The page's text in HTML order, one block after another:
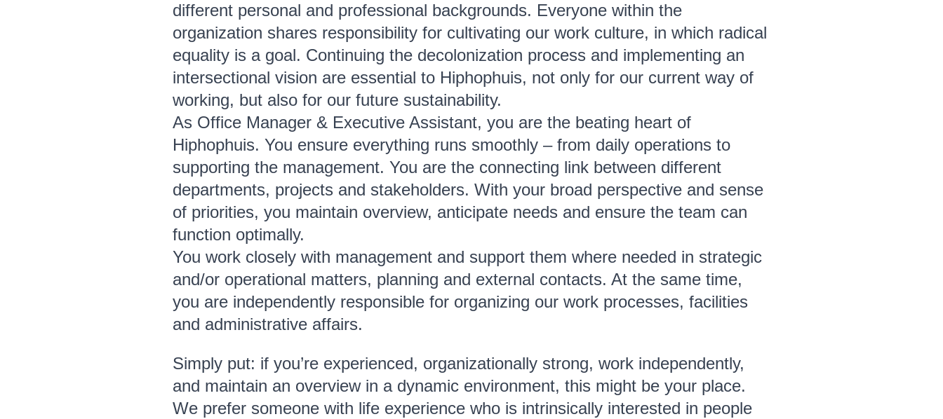
different personal and professional backgrounds. Everyone within the
organization shares responsibility for cultivating our work culture, in which radical
equality is a goal. Continuing the decolonization process and implementing an
intersectional vision are essential to Hiphophuis, not only for our current way of
working, but also for our future sustainability.
As Office Manager & Executive Assistant, you are the beating heart of
Hiphophuis. You ensure everything runs smoothly – from daily operations to
supporting the management. You are the connecting link between different
departments, projects and stakeholders. With your broad perspective and sense
of priorities, you maintain overview, anticipate needs and ensure the team can
function optimally.
You work closely with management and support them where needed in strategic
and/or operational matters, planning and external contacts. At the same time,
you are independently responsible for organizing our work processes, facilities
and administrative affairs.
Simply put: if you’re experienced, organizationally strong, work independently,
and maintain an overview in a dynamic environment, this might be your place.
We prefer someone with life experience who is intrinsically interested in people